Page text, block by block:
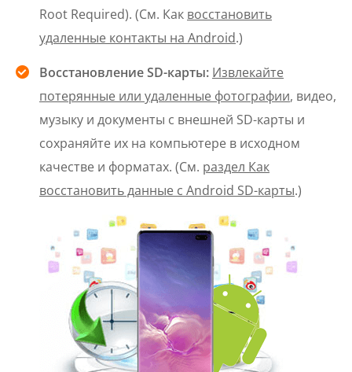
Root Required). (См. Как восстановить
удаленные контакты на Android.)
Восстановление SD-карты: Извлекайте
потерянные или удаленные фотографии, видео,
музыку и документы с внешней SD-карты и
сохраняйте их на компьютере в исходном
качестве и форматах. (См. раздел Как
восстановить данные с Android SD-карты.)